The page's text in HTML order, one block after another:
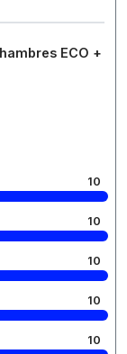
ECO +
10
10
10
10
10